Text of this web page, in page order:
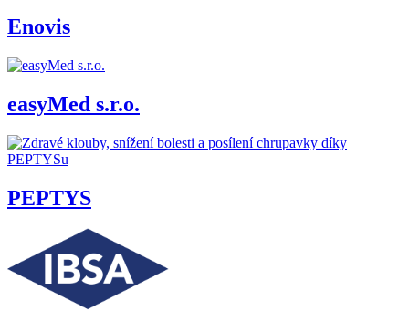
Enovis
easyMed s.r.o.
PEPTYS